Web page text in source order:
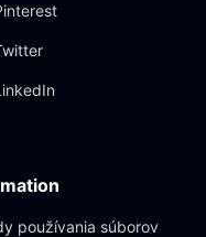
používania súborov